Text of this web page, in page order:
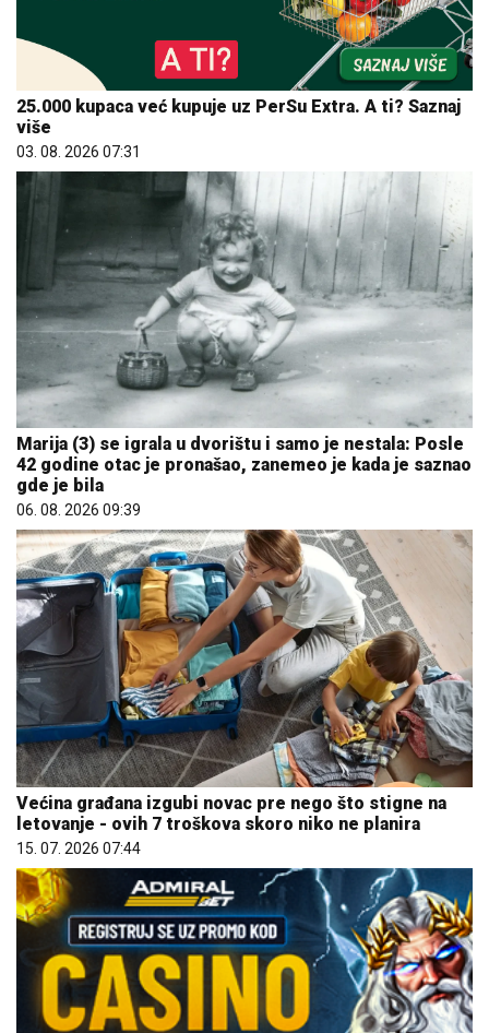
25.000 kupaca već kupuje uz PerSu Extra. A ti? Saznaj
više
03. 08. 2026 07:31
Marija (3) se igrala u dvorištu i samo je nestala: Posle
42 godine otac je pronašao, zanemeo je kada je saznao
gde je bila
06. 08. 2026 09:39
Većina građana izgubi novac pre nego što stigne na
letovanje - ovih 7 troškova skoro niko ne planira
15. 07. 2026 07:44